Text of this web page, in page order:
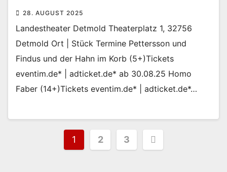
28. AUGUST 2025
Landestheater Detmold Theaterplatz 1, 32756
Detmold Ort | Stück Termine Pettersson und
Findus und der Hahn im Korb (5+)Tickets
eventim.de* | adticket.de* ab 30.08.25 Homo
Faber (14+)Tickets eventim.de* | adticket.de*…
Seitennummerierung
1 2 3